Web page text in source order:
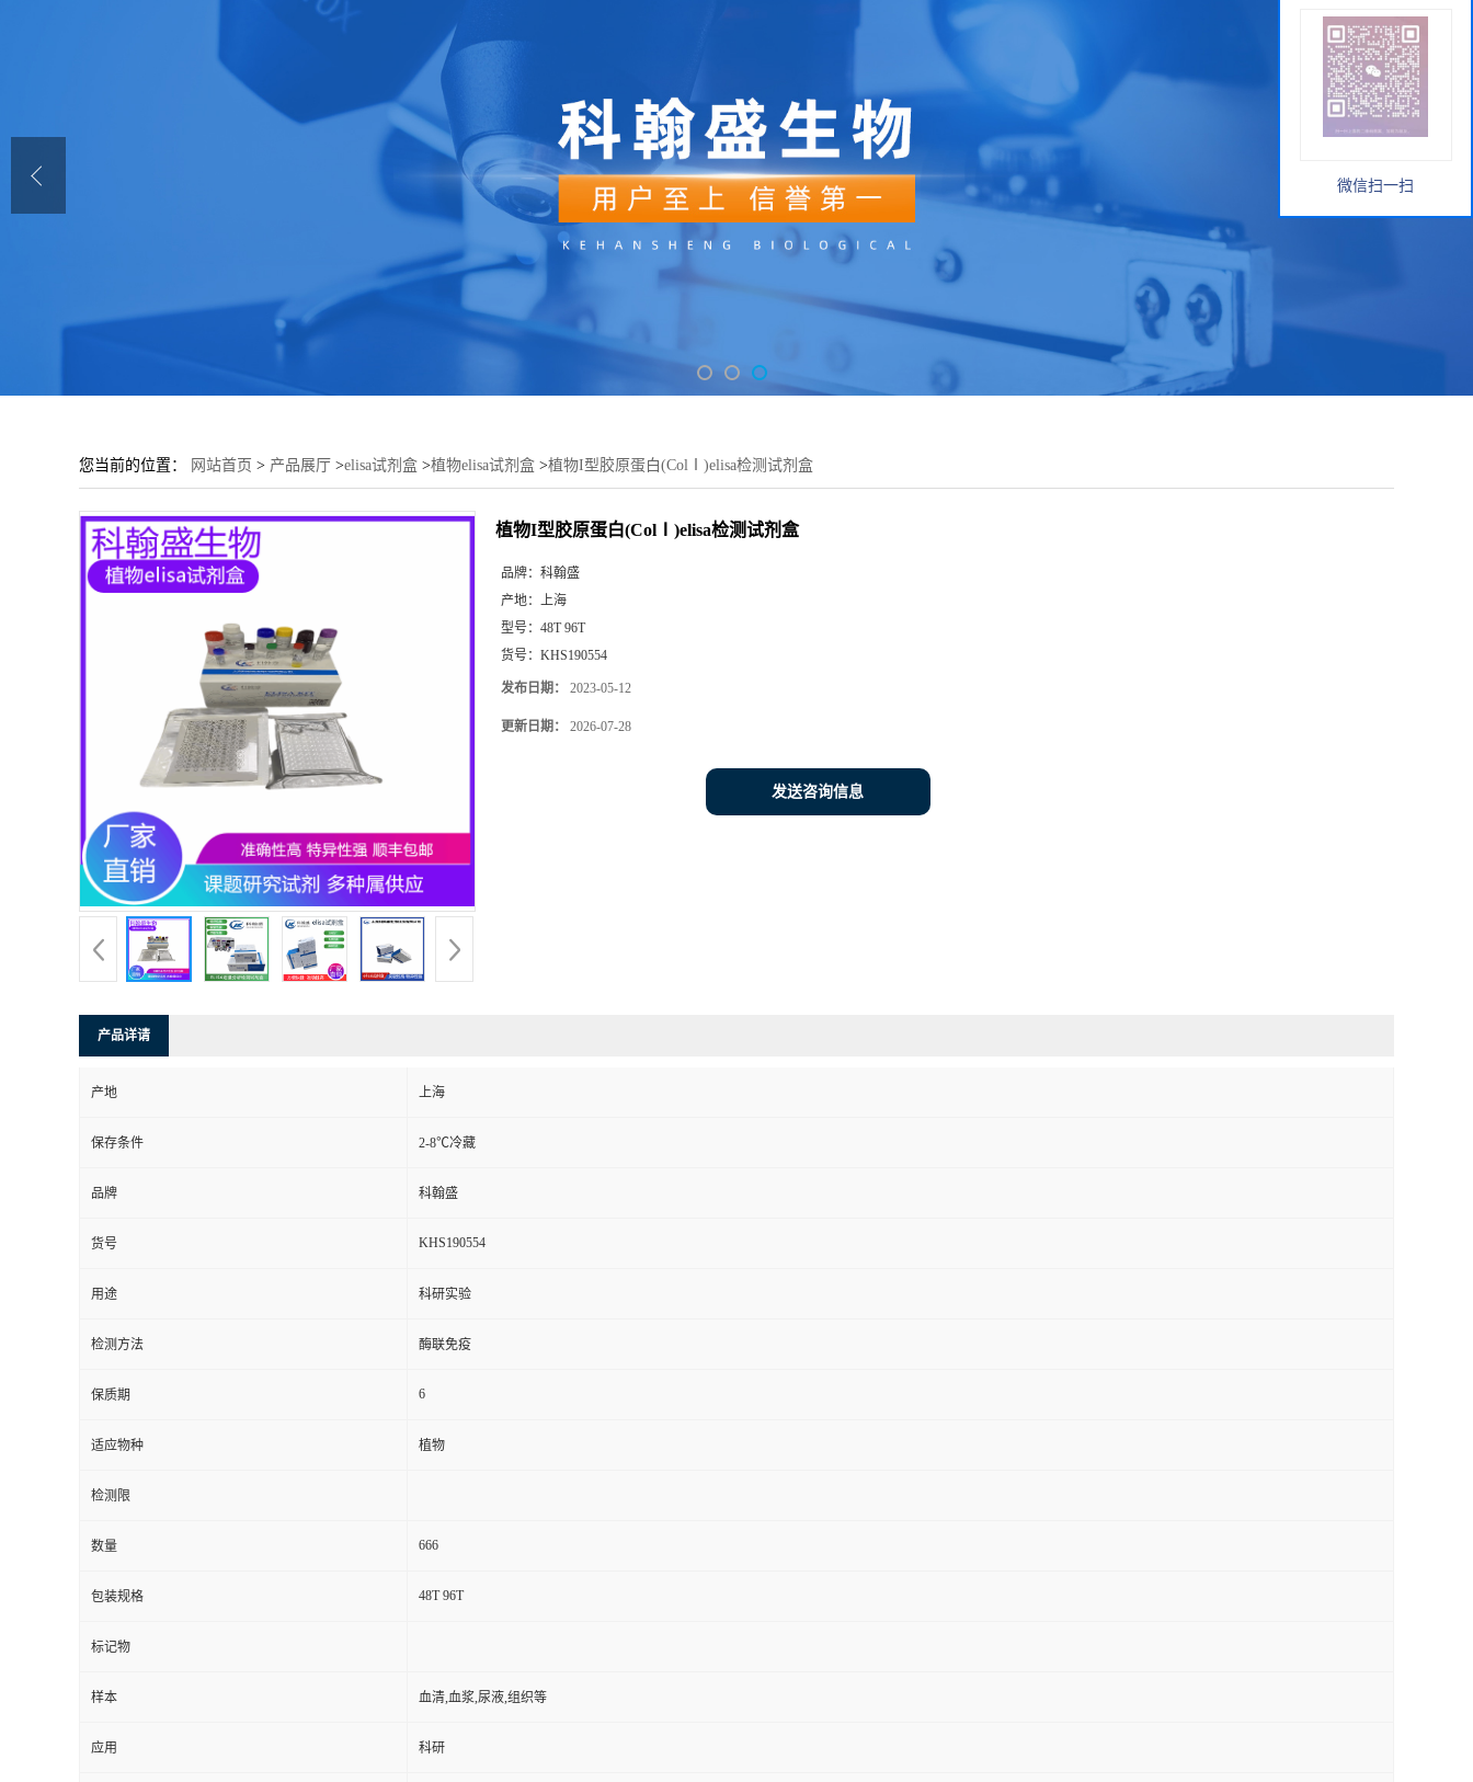
您当前的位置： 网站首页 > 产品展厅 >elisa试剂盒 >植物elisa试剂盒 >植物I型胶原蛋白(ColⅠ)elisa检测试剂盒
植物I型胶原蛋白(ColⅠ)elisa检测试剂盒
品牌： 科翰盛
产地： 上海
型号： 48T 96T
货号： KHS190554
发布日期： 2023-05-12
更新日期： 2026-07-28
发送咨询信息
产品详请
产地 上海
保存条件 2-8℃冷藏
品牌 科翰盛
货号 KHS190554
用途 科研实验
检测方法 酶联免疫
保质期 6
适应物种 植物
检测限
数量 666
包装规格 48T 96T
标记物
样本 血清,血浆,尿液,组织等
应用 科研
微信扫一扫